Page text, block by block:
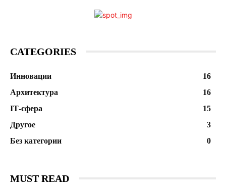
CATEGORIES
Инновации
16
Архитектура
16
ІТ-сфера
15
Другое
3
Без категории
0
MUST READ